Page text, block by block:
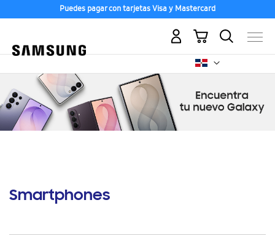
Puedes pagar con tarjetas Visa y Mastercard
Mi carrito
Smartphones